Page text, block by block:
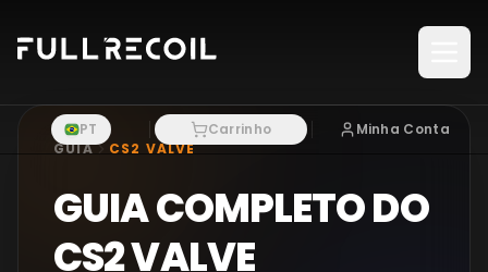
PT Carrinho
Minha Conta
GUIA
CS2 VALVE
GUIA COMPLETO DO
CS2 VALVE